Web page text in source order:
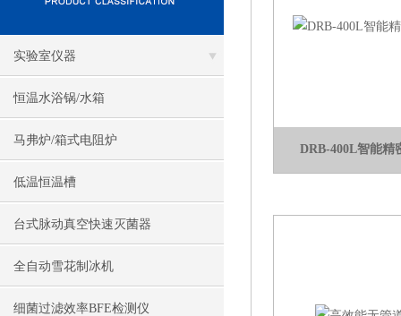
实验室仪器
恒温水浴锅/水箱
马弗炉/箱式电阻炉
低温恒温槽
台式脉动真空快速灭菌器
全自动雪花制冰机
细菌过滤效率BFE检测仪
DRB-400L智能精